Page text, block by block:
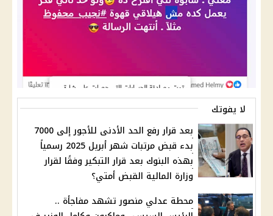
لا يفوتك
بعد قرار رفع الحد الأدنى للأجور إلى 7000
بدء قبض مرتبات شهر أبريل 2025 رسمياً
بهذه البنوك بعد قرار التبكير وفقًا لقرار
وزارة المالية القبض أمتي؟
محطة عدلي منصور تشهد مفاجأة ..